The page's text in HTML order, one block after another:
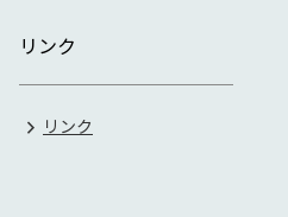
リンク
リンク